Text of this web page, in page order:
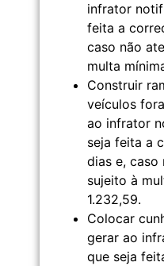
infrator
feita a
caso não
multa
Construir
veículos
ao infrator
seja feita a
dias e, caso
sujeito à
1.232,59.
Colocar
gerar ao
que seja